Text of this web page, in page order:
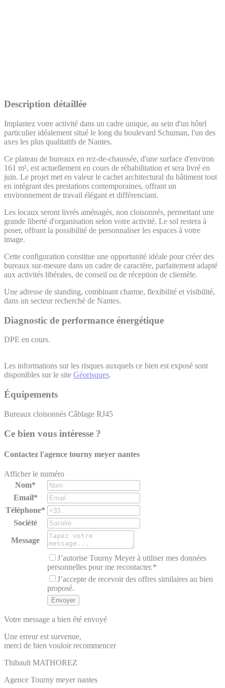
Description détaillée
Implantez votre activité dans un cadre unique, au sein d'un hôtel
particulier idéalement situé le long du boulevard Schuman, l'un des
axes les plus qualitatifs de Nantes.
Ce plateau de bureaux en rez-de-chaussée, d'une surface d'environ
161 m², est actuellement en cours de réhabilitation et sera livré en
juin. Le projet met en valeur le cachet architectural du bâtiment tout
en intégrant des prestations contemporaines, offrant un
environnement de travail élégant et différenciant.
Les locaux seront livrés aménagés, non cloisonnés, permettant une
grande liberté d'organisation selon votre activité. Le sol restera à
poser, offrant la possibilité de personnaliser les espaces à votre
image.
Cette configuration constitue une opportunité idéale pour créer des
bureaux sur-mesure dans un cadre de caractère, parfaitement adapté
aux activités libérales, de conseil ou de réception de clientèle.
Une adresse de standing, combinant charme, flexibilité et visibilité,
dans un secteur recherché de Nantes.
Diagnostic de performance énergétique
DPE en cours.
Les informations sur les risques auxquels ce bien est exposé sont
disponibles sur le site Géorisques.
Équipements
Bureaux cloisonnés Câblage RJ45
Ce bien vous intéresse ?
Contactez l'agence tourny meyer nantes
Afficher le numéro
Nom*
Email*
Téléphone*
Société
Message
J’autorise Tourny Meyer à utiliser mes données
personnelles pour me recontacter.*
J’accepte de recevoir des offres similaires au bien
proposé.
Votre message a bien été envoyé
Une erreur est survenue,
merci de bien vouloir recommencer
Thibault MATHOREZ
Agence Tourny meyer nantes